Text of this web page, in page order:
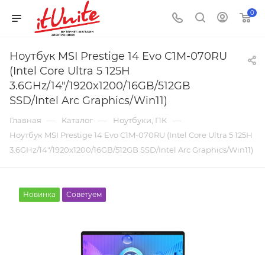
0
Ноутбук MSI Prestige 14 Evo C1M-070RU
(Intel Core Ultra 5 125H
3.6GHz/14"/1920x1200/16GB/512GB
SSD/Intel Arc Graphics/Win11)
Главная — Каталог — Ноутбуки, ПК —
Ноутбук MSI Prestige 14 Evo C1M-070RU (Intel Core Ultra 5 125H
3.6GHz/14"/1920x1200/16GB/512GB SSD/Intel Arc Graphics/Win11)
Новинка Советуем